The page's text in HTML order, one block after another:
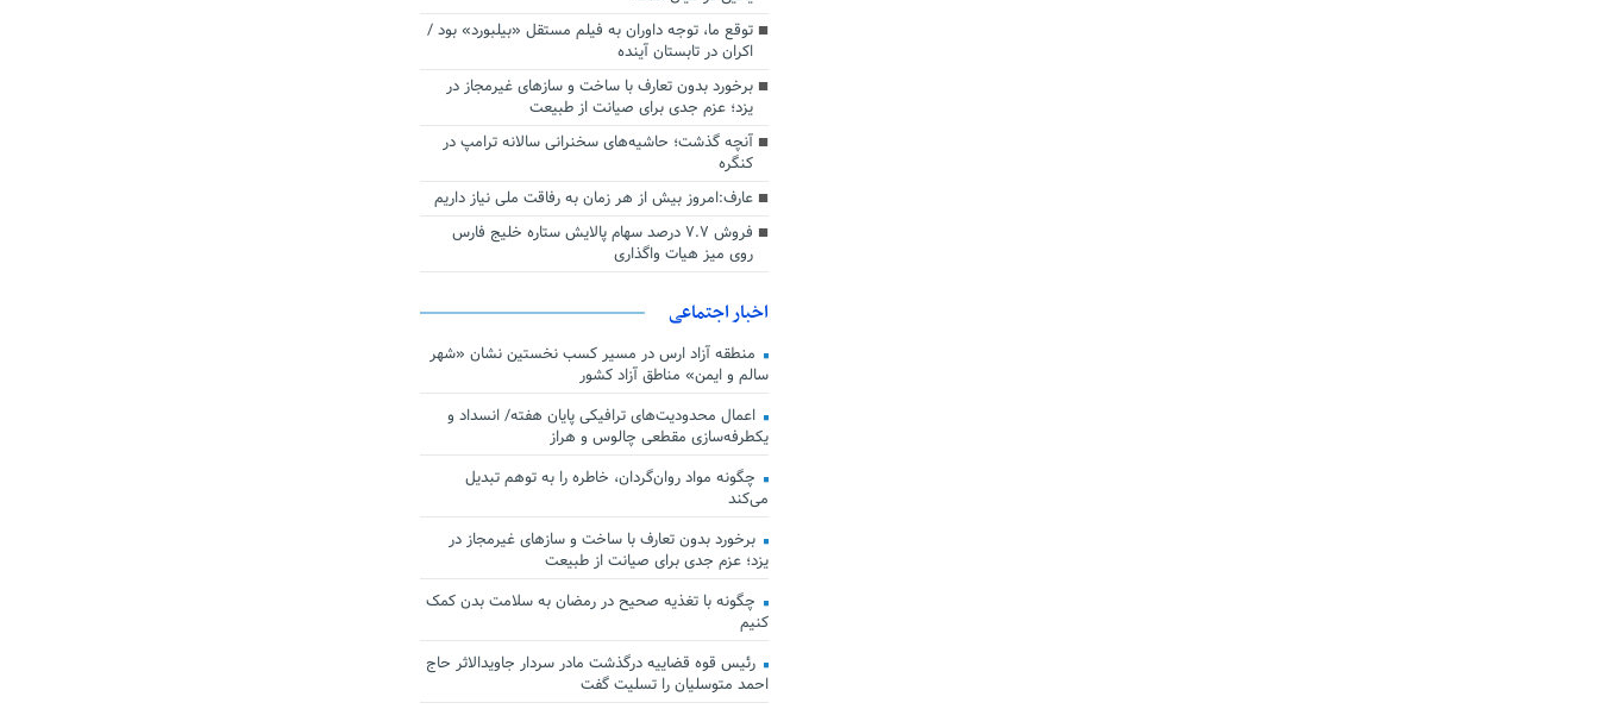
توقع ما، توجه داوران به فیلم مستقل «بیلبورد» بود /
اکران در تابستان آینده
برخورد بدون تعارف با ساخت‌ و سازهای غیرمجاز در
یزد؛ عزم جدی برای صیانت از طبیعت
آنچه گذشت؛ حاشیه‌های سخنرانی سالانه ترامپ در
کنگره
عارف:امروز بیش از هر زمان به رفاقت ملی نیاز داریم
فروش ۷.۷ درصد سهام پالایش ستاره خلیج فارس
روی میز هیات واگذاری
اخبار اجتماعی
منطقه آزاد ارس در مسیر کسب نخستین نشان «شهر
سالم و ایمن» مناطق آزاد کشور
اعمال محدودیت‌های ترافیکی پایان هفته/ انسداد و
یکطرفه‌سازی مقطعی چالوس و هراز
چگونه مواد روان‌گردان، خاطره را به توهم تبدیل
می‌کند
برخورد بدون تعارف با ساخت‌ و سازهای غیرمجاز در
یزد؛ عزم جدی برای صیانت از طبیعت
چگونه با تغذیه صحیح در رمضان به سلامت بدن کمک
کنیم
رئیس قوه قضاییه درگذشت مادر سردار جاویدالاثر حاج
احمد متوسلیان را تسلیت گفت